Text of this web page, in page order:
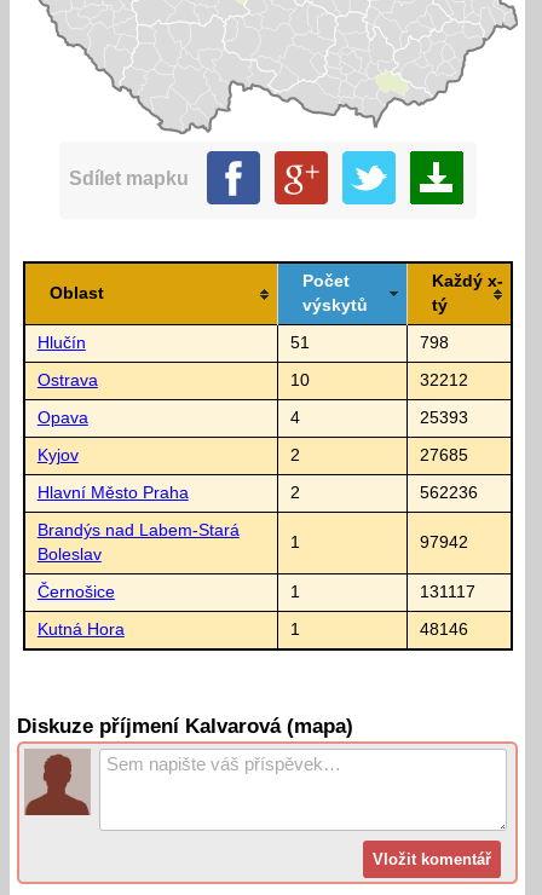
Sdílet mapku
Oblast
Počet
výskytů
Každý x-
tý
Hlučín 51 798
Ostrava 10 32212
Opava 4 25393
Kyjov 2 27685
Hlavní Město Praha 2 562236
Brandýs nad Labem-Stará
Boleslav
1 97942
Černošice 1 131117
Kutná Hora 1 48146
Diskuze příjmení Kalvarová (mapa)